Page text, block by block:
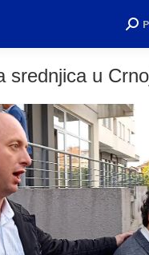
srednjica u